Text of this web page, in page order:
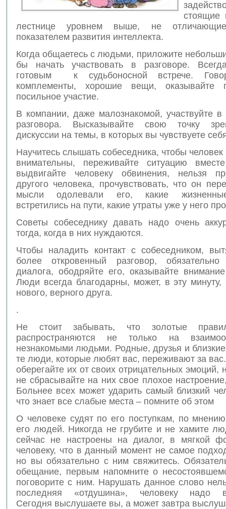
стоящие
лестнице уровнем выше, не
показателем развития интеллекта.
Когда общаетесь с людьми, приложите
бы начать участвовать в разговоре.
готовым к судьбоносной встрече.
комплементы, хорошие вещи, оказывайте
посильное участие.
В компании, даже малознакомой, участвуйте
разговора. Высказывайте свою точку
дискуссии на темы, в которых вы чувствуете
Научитесь слышать собеседника, чтобы
внимательны, переживайте ситуацию
выдвигайте человеку обвинения, нельзя
другого человека, прочувствовать, что он
мысли одолевали его, какие
встретились на пути, какие утраты уже у него
Советы собеседнику давать надо очень
тогда, когда в них нуждаются.
Чтобы наладить контакт с собеседником,
более откровенный разговор,
диалога, ободряйте его, оказывайте
Люди всегда благодарны, может, в эту минуту,
нового, верного друга.
.
Не стоит забывать, что золотые
распространяются не только на
незнакомыми людьми. Родные, друзья и
те люди, которые любят вас, переживают за
оберегайте их от своих отрицательных эмоций,
не сбрасывайте на них свое плохое
Больнее всех может ударить самый близкий
что знает все слабые места – помните об этом
О человеке судят по его поступкам, по
его людей. Никогда не грубите и не хамите
сейчас не настроены на диалог, в мягкой
человеку, что в данный момент не самое
но вы обязательно с ним свяжитесь.
обещание, первым напомните о
поговорите с ним. Нарушать данное слово
последняя «отдушина», человеку надо
Сегодня выслушаете вы, а может завтра